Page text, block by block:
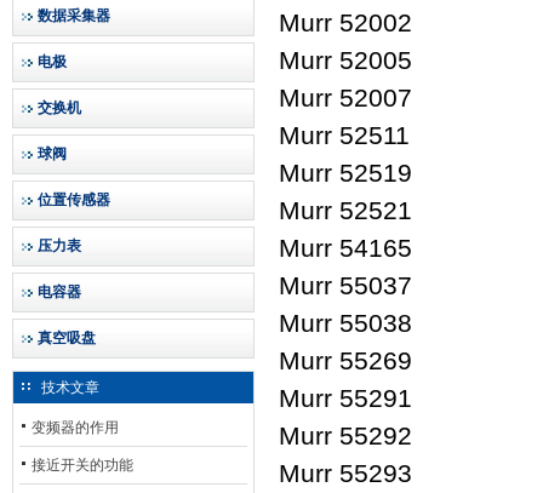
数据采集器
电极
交换机
球阀
位置传感器
压力表
电容器
真空吸盘
技术文章
变频器的作用
接近开关的功能
Murr 52002
Murr 52005
Murr 52007
Murr 52511
Murr 52519
Murr 52521
Murr 54165
Murr 55037
Murr 55038
Murr 55269
Murr 55291
Murr 55292
Murr 55293